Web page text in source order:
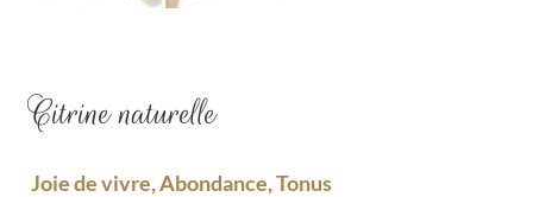
Citrine naturelle
Joie de vivre, Abondance, Tonus